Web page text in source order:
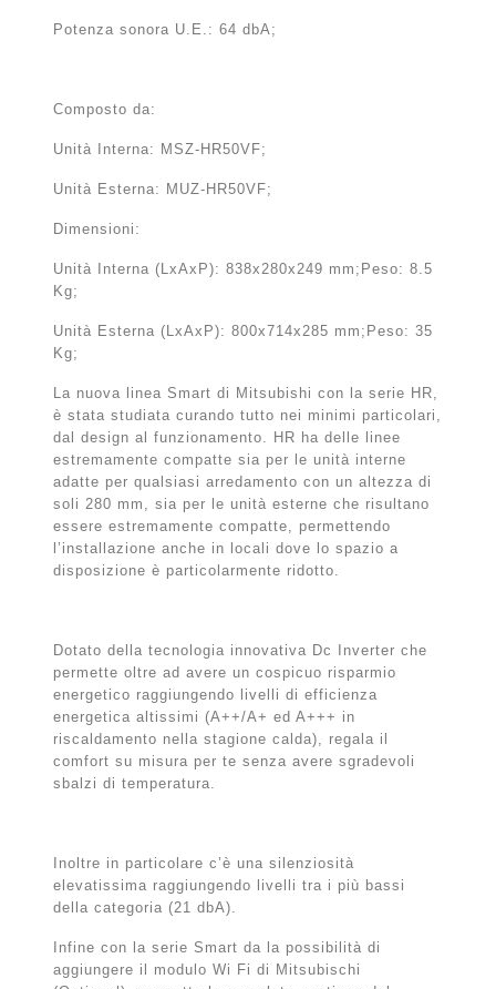
Potenza sonora U.E.: 64 dbA;
Composto da:
Unità Interna: MSZ-HR50VF;
Unità Esterna: MUZ-HR50VF;
Dimensioni:
Unità Interna (LxAxP): 838x280x249 mm;Peso: 8.5
Kg;
Unità Esterna (LxAxP): 800x714x285 mm;Peso: 35
Kg;
La nuova linea Smart di Mitsubishi con la serie HR,
è stata studiata curando tutto nei minimi particolari,
dal design al funzionamento. HR ha delle linee
estremamente compatte sia per le unità interne
adatte per qualsiasi arredamento con un altezza di
soli 280 mm, sia per le unità esterne che risultano
essere estremamente compatte, permettendo
l’installazione anche in locali dove lo spazio a
disposizione è particolarmente ridotto.
Dotato della tecnologia innovativa Dc Inverter che
permette oltre ad avere un cospicuo risparmio
energetico raggiungendo livelli di efficienza
energetica altissimi (A++/A+ ed A+++ in
riscaldamento nella stagione calda), regala il
comfort su misura per te senza avere sgradevoli
sbalzi di temperatura.
Inoltre in particolare c’è una silenziosità
elevatissima raggiungendo livelli tra i più bassi
della categoria (21 dbA).
Infine con la serie Smart da la possibilità di
aggiungere il modulo Wi Fi di Mitsubischi